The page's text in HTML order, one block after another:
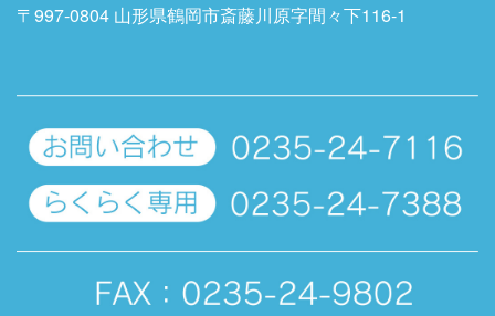
〒997-0804 山形県鶴岡市斎藤川原字間々下116-1